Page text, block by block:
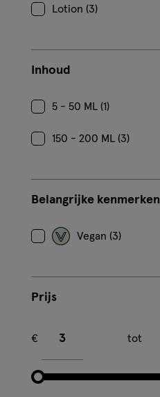
Lotion (3)
Inhoud
5 - 50 ML (1)
150 - 200 ML (3)
Belangrijke kenmerken
Vegan (3)
Prijs
€
tot